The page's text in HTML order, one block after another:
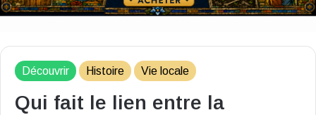
Découvrir Histoire Vie locale
Qui fait le lien entre la